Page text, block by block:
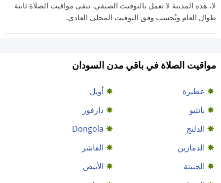
لا، هذه المدينة لا تعمل بالتوقيت الصيفي. تبقى مواقيت الصلاة ثابتة
طوال العام وتُحسب وفق التوقيت المحلي العادي.
مواقيت الصلاة في باقي مدن السودان
عطبرة
أويل
بانتيو
دارفور
الدلنج
Dongola
الدمازين‎
الفاشر
الجنينة
الأبيض